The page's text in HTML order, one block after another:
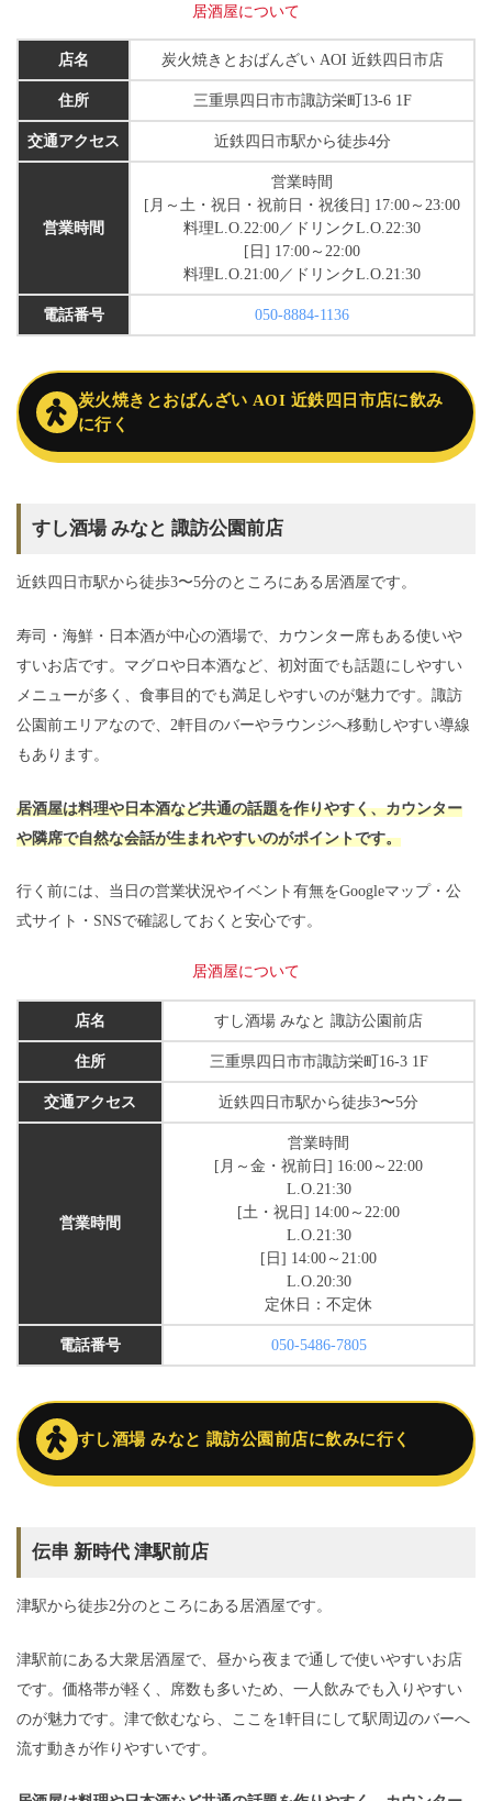
居酒屋について
店名 炭火焼きとおばんざい AOI 近鉄四日市店
住所 三重県四日市市諏訪栄町13-6 1F
交通アクセス 近鉄四日市駅から徒歩4分
営業時間
営業時間
[月～土・祝日・祝前日・祝後日] 17:00～23:00
料理L.O.22:00／ドリンクL.O.22:30
[日] 17:00～22:00
料理L.O.21:00／ドリンクL.O.21:30
電話番号 050-8884-1136
炭火焼きとおばんざい AOI 近鉄四日市店に飲み
に行く
すし酒場 みなと 諏訪公園前店
近鉄四日市駅から徒歩3〜5分のところにある居酒屋です。
寿司・海鮮・日本酒が中心の酒場で、カウンター席もある使いや
すいお店です。マグロや日本酒など、初対面でも話題にしやすい
メニューが多く、食事目的でも満足しやすいのが魅力です。諏訪
公園前エリアなので、2軒目のバーやラウンジへ移動しやすい導線
もあります。
居酒屋は料理や日本酒など共通の話題を作りやすく、カウンター
や隣席で自然な会話が生まれやすいのがポイントです。
行く前には、当日の営業状況やイベント有無をGoogleマップ・公
式サイト・SNSで確認しておくと安心です。
居酒屋について
店名 すし酒場 みなと 諏訪公園前店
住所 三重県四日市市諏訪栄町16-3 1F
交通アクセス 近鉄四日市駅から徒歩3〜5分
営業時間
営業時間
[月～金・祝前日] 16:00～22:00
L.O.21:30
[土・祝日] 14:00～22:00
L.O.21:30
[日] 14:00～21:00
L.O.20:30
定休日：不定休
電話番号 050-5486-7805
すし酒場 みなと 諏訪公園前店に飲みに行く
伝串 新時代 津駅前店
津駅から徒歩2分のところにある居酒屋です。
津駅前にある大衆居酒屋で、昼から夜まで通しで使いやすいお店
です。価格帯が軽く、席数も多いため、一人飲みでも入りやすい
のが魅力です。津で飲むなら、ここを1軒目にして駅周辺のバーへ
流す動きが作りやすいです。